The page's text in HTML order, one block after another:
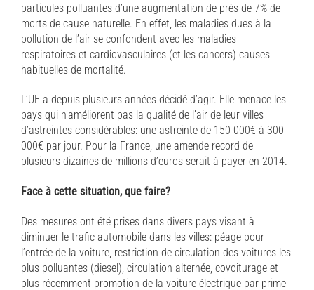
particules polluantes d’une augmentation de près de 7% de
morts de cause naturelle. En effet, les maladies dues à la
pollution de l’air se confondent avec les maladies
respiratoires et cardiovasculaires (et les cancers) causes
habituelles de mortalité.
L’UE a depuis plusieurs années décidé d’agir. Elle menace les
pays qui n’améliorent pas la qualité de l’air de leur villes
d’astreintes considérables: une astreinte de 150 000€ à 300
000€ par jour. Pour la France, une amende record de
plusieurs dizaines de millions d’euros serait à payer en 2014.
Face à cette situation, que faire?
Des mesures ont été prises dans divers pays visant à
diminuer le trafic automobile dans les villes: péage pour
l’entrée de la voiture, restriction de circulation des voitures les
plus polluantes (diesel), circulation alternée, covoiturage et
plus récemment promotion de la voiture électrique par prime